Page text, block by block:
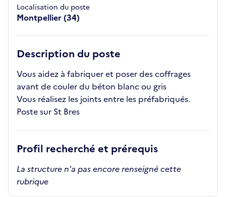
Localisation du poste
Montpellier (34)
Description du poste
Vous aidez à fabriquer et poser des coffrages
avant de couler du béton blanc ou gris
Vous réalisez les joints entre les préfabriqués.
Poste sur St Bres
Profil recherché et prérequis
La structure n'a pas encore renseigné cette
rubrique